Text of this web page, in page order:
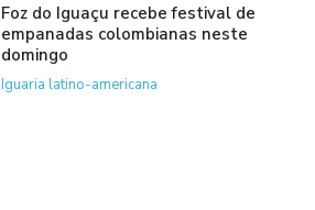
Foz do Iguaçu recebe festival de
empanadas colombianas neste
domingo
Iguaria latino-americana